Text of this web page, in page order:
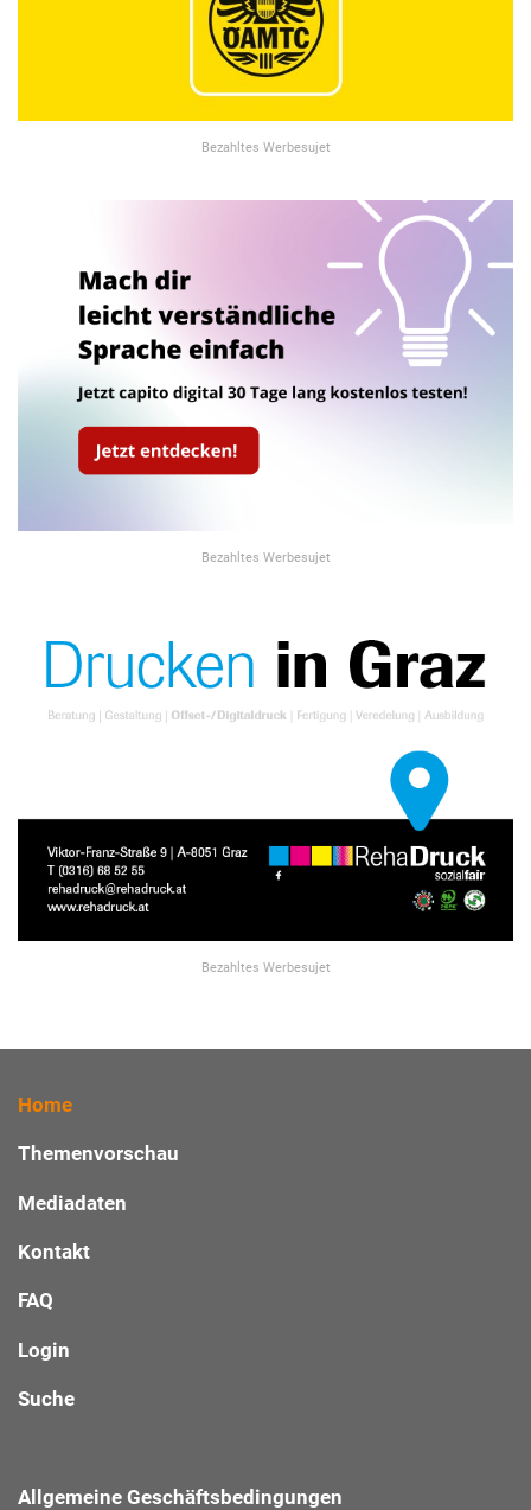
Bezahltes Werbesujet
Bezahltes Werbesujet
Bezahltes Werbesujet
Home
Themenvorschau
Mediadaten
Kontakt
FAQ
Login
Suche
Allgemeine Geschäftsbedingungen